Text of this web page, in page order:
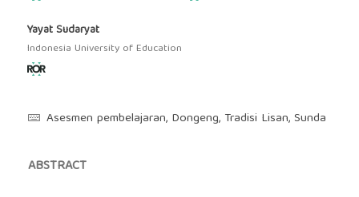
Yayat Sudaryat
Indonesia University of Education
Asesmen pembelajaran, Dongeng, Tradisi Lisan, Sunda
ABSTRACT